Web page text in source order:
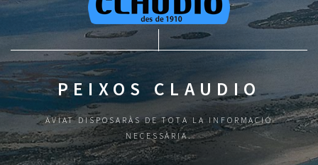
PEIXOS CLAUDIO
AVIAT DISPOSARÀS DE TOTA LA INFORMACIÓ
NECESSÀRIA.